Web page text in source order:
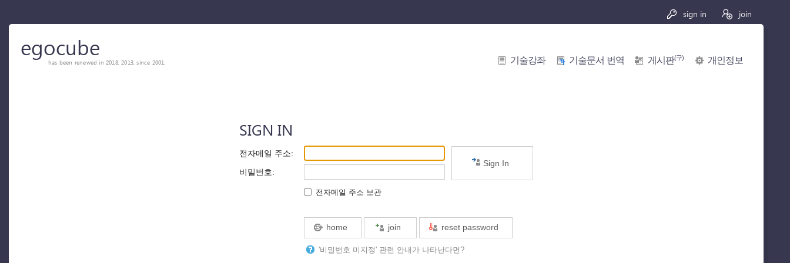
sign in join
egocube
has been renewed in 2018, 2013, since 2001. 기술강좌 기술문서 번역 게시판(구) 개인정보
SIGN IN
전자메일 주소:
비밀번호:
전자메일 주소 보관
Sign In
home join reset password
'비밀번호 미지정' 관련 안내가 나타난다면?